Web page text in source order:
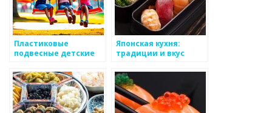
Пластиковые
подвесные детские
Японская кухня:
традиции и вкус